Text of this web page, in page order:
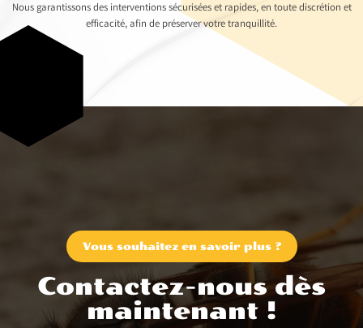
Nous garantissons des interventions sécurisées et rapides, en toute discrétion et
efficacité, afin de préserver votre tranquillité.
Vous souhaitez en savoir plus ?
Contactez-nous dès
maintenant !